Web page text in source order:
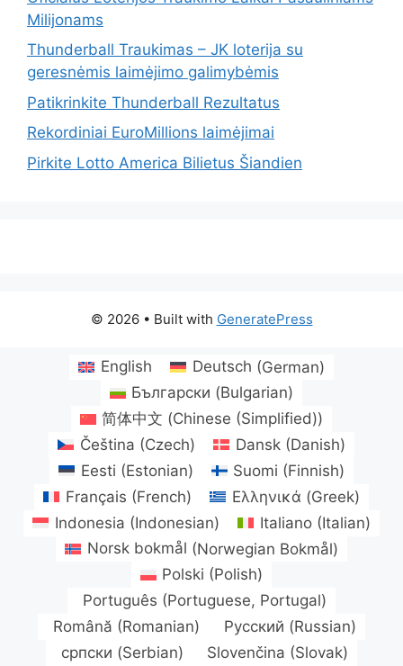
Milijonams
Thunderball Traukimas – JK loterija su
geresnėmis laimėjimo galimybėmis
Patikrinkite Thunderball Rezultatus
Rekordiniai EuroMillions laimėjimai
Pirkite Lotto America Bilietus Šiandien
© 2026 • Built with GeneratePress
English Deutsch (German)
Български (Bulgarian)
简体中文 (Chinese (Simplified))
Čeština (Czech) Dansk(Danish)
Eesti (Estonian) Suomi (Finnish)
Français (French) Ελληνικά (Greek)
Indonesia (Indonesian) Italiano(Italian)
Norsk bokmål (Norwegian Bokmål)
Polski (Polish)
Português (Portuguese, Portugal)
Română (Romanian) Русский (Russian)
српски (Serbian) Slovenčina (Slovak)